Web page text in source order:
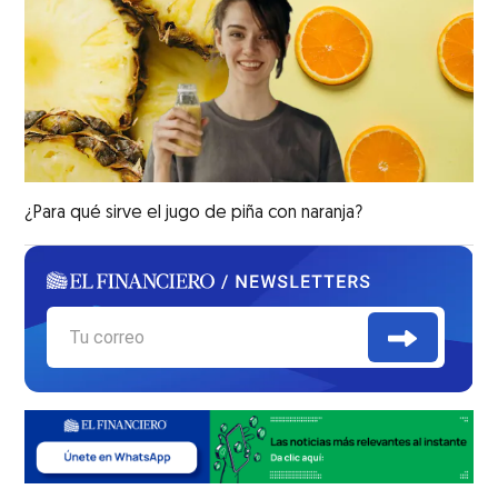
¿Para qué sirve el jugo de piña con naranja?